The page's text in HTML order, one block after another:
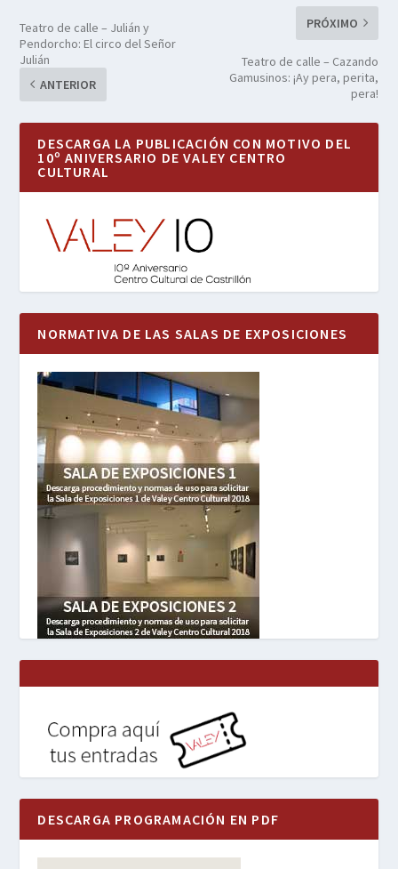
Teatro de calle – Julián y
Pendorcho: El circo del Señor
Julián
ANTERIOR
PRÓXIMO
Teatro de calle – Cazando
Gamusinos: ¡Ay pera, perita,
pera!
DESCARGA LA PUBLICACIÓN CON MOTIVO DEL
10º ANIVERSARIO DE VALEY CENTRO
CULTURAL
NORMATIVA DE LAS SALAS DE EXPOSICIONES
DESCARGA PROGRAMACIÓN EN PDF